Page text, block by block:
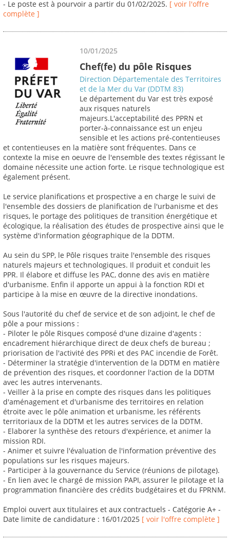
- Le poste est à pourvoir a partir du 01/02/2025. [ voir l'offre
complète ]
10/01/2025
Chef(fe) du pôle Risques
Direction Départementale des Territoires
et de la Mer du Var (DDTM 83)
Le département du Var est très exposé
aux risques naturels
majeurs.L'acceptabilité des PPRN et
porter-à-connaissance est un enjeu
sensible et les actions pré-contentieuses
et contentieuses en la matière sont fréquentes. Dans ce
contexte la mise en oeuvre de l'ensemble des textes régissant le
domaine nécessite une action forte. Le risque technologique est
également présent.
Le service planifications et prospective a en charge le suivi de
l'ensemble des dossiers de planification de l'urbanisme et des
risques, le portage des politiques de transition énergétique et
écologique, la réalisation des études de prospective ainsi que le
système d'information géographique de la DDTM.
Au sein du SPP, le Pôle risques traite l'ensemble des risques
naturels majeurs et technologiques. Il produit et conduit les
PPR. Il élabore et diffuse les PAC, donne des avis en matière
d'urbanisme. Enfin il apporte un appui à la fonction RDI et
participe à la mise en œuvre de la directive inondations.
Sous l'autorité du chef de service et de son adjoint, le chef de
pôle a pour missions :
- Piloter le pôle Risques composé d'une dizaine d'agents :
encadrement hiérarchique direct de deux chefs de bureau ;
priorisation de l'activité des PPRi et des PAC incendie de Forêt.
- Déterminer la stratégie d'intervention de la DDTM en matière
de prévention des risques, et coordonner l'action de la DDTM
avec les autres intervenants.
- Veiller à la prise en compte des risques dans les politiques
d'aménagement et d'urbanisme des territoires en relation
étroite avec le pôle animation et urbanisme, les référents
territoriaux de la DDTM et les autres services de la DDTM.
- Elaborer la synthèse des retours d'expérience, et animer la
mission RDI.
- Animer et suivre l'évaluation de l'information préventive des
populations sur les risques majeurs.
- Participer à la gouvernance du Service (réunions de pilotage).
- En lien avec le chargé de mission PAPI, assurer le pilotage et la
programmation financière des crédits budgétaires et du FPRNM.
Emploi ouvert aux titulaires et aux contractuels - Catégorie A+ -
Date limite de candidature : 16/01/2025 [ voir l'offre complète ]